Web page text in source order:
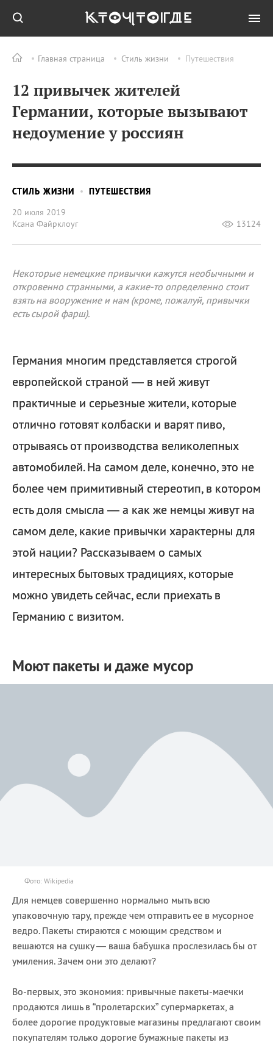
Главная страница Стиль жизни Путешествия
12 привычек жителей
Германии, которые вызывают
недоумение у россиян
СТИЛЬ ЖИЗНИ
ПУТЕШЕСТВИЯ
20 июля 2019
Ксана Файрклоуг
13124
Некоторые немецкие привычки кажутся необычными и
откровенно странными, а какие-то определенно стоит
взять на вооружение и нам (кроме, пожалуй, привычки
есть сырой фарш).
Германия многим представляется строгой
европейской страной — в ней живут
практичные и серьезные жители, которые
отлично готовят колбаски и варят пиво,
отрываясь от производства великолепных
автомобилей. На самом деле, конечно, это не
более чем примитивный стереотип, в котором
есть доля смысла — а как же немцы живут на
самом деле, какие привычки характерны для
этой нации? Рассказываем о самых
интересных бытовых традициях, которые
можно увидеть сейчас, если приехать в
Германию с визитом.
Моют пакеты и даже мусор
Фото: Wikipedia
Для немцев совершенно нормально мыть всю
упаковочную тару, прежде чем отправить ее в мусорное
ведро. Пакеты стираются с моющим средством и
вешаются на сушку — ваша бабушка прослезилась бы от
умиления. Зачем они это делают?
Во-первых, это экономия: привычные пакеты-маечки
продаются лишь в “пролетарских” супермаркетах, а
более дорогие продуктовые магазины предлагают своим
покупателям только дорогие бумажные пакеты из